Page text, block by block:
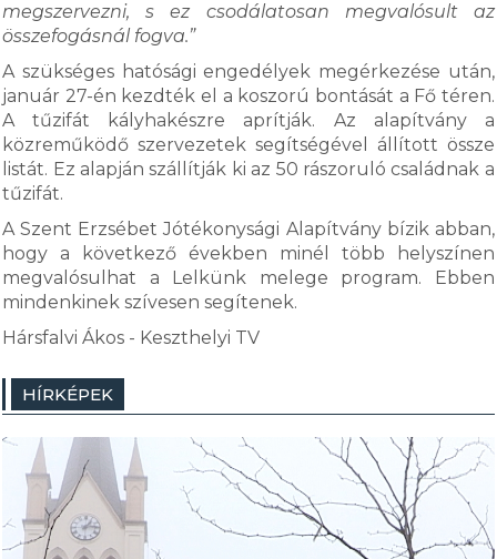
megszervezni, s ez csodálatosan megvalósult az
összefogásnál fogva.”
A szükséges hatósági engedélyek megérkezése után,
január 27-én kezdték el a koszorú bontását a Fő téren.
A tűzifát kályhakészre aprítják. Az alapítvány a
közreműködő szervezetek segítségével állított össze
listát. Ez alapján szállítják ki az 50 rászoruló családnak a
tűzifát.
A Szent Erzsébet Jótékonysági Alapítvány bízik abban,
hogy a következő években minél több helyszínen
megvalósulhat a Lelkünk melege program. Ebben
mindenkinek szívesen segítenek.
Hársfalvi Ákos - Keszthelyi TV
HÍRKÉPEK